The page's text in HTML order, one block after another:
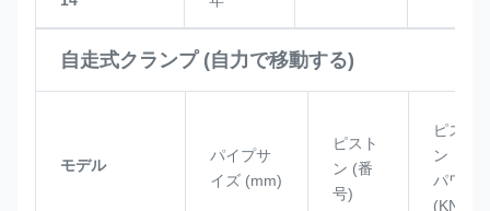
自走式クランプ (自力で移動する)
モデル
パイプサ
イズ (mm)
ピスト
ン (番
号)
ピスト
ン
パワー
(KN)